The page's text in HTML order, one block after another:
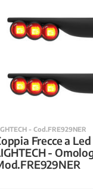
- Cod.FRE929NER
Frecce a Led
-